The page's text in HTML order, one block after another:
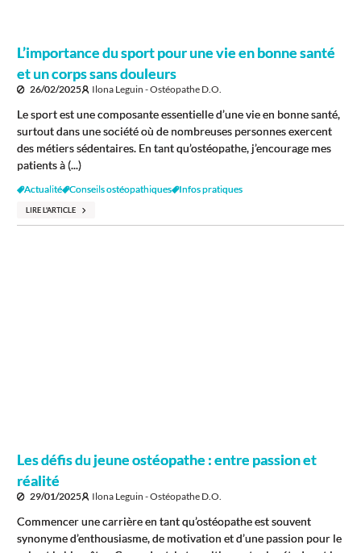
L’importance du sport pour une vie en bonne santé
et un corps sans douleurs
26/02/2025 Ilona Leguin - Ostéopathe D.O.
Le sport est une composante essentielle d’une vie en bonne santé,
surtout dans une société où de nombreuses personnes exercent
des métiers sédentaires. En tant qu’ostéopathe, j’encourage mes
patients à (...)
Actualité Conseils ostéopathiques Infos pratiques
LIRE L'ARTICLE
Les défis du jeune ostéopathe : entre passion et
réalité
29/01/2025 Ilona Leguin - Ostéopathe D.O.
Commencer une carrière en tant qu’ostéopathe est souvent
synonyme d’enthousiasme, de motivation et d’une passion pour le